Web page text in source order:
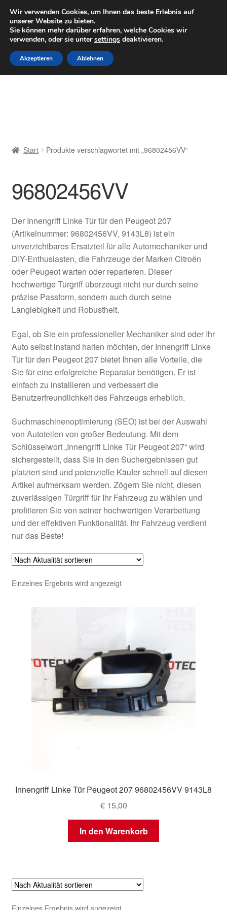
LIEFERUNG ab 6 EUR
Mo–Fr 9–16 Uhr · 0175 7465658
Zur
Navigation
springen
Zum
Inhalt
springen
Datenschutz-Bestimmungen
Impressum
Kasse
Kontakt
Lieferung
Über uns
Warenkorb
Zahlungen
Start Produkte verschlagwortet mit „96802456VV“
96802456VV
Der Innengriff Linke Tür für den Peugeot 207
(Artikelnummer: 96802456VV, 9143L8) ist ein
unverzichtbares Ersatzteil für alle Automechaniker und
DIY-Enthusiasten, die Fahrzeuge der Marken Citroën
oder Peugeot warten oder reparieren. Dieser
hochwertige Türgriff überzeugt nicht nur durch seine
präzise Passform, sondern auch durch seine
Langlebigkeit und Robustheit.
Egal, ob Sie ein professioneller Mechaniker sind oder Ihr
Auto selbst instand halten möchten, der Innengriff Linke
Tür für den Peugeot 207 bietet Ihnen alle Vorteile, die
Sie für eine erfolgreiche Reparatur benötigen. Er ist
einfach zu installieren und verbessert die
Benutzerfreundlichkeit des Fahrzeugs erheblich.
Suchmaschinenoptimierung (SEO) ist bei der Auswahl
von Autoteilen von großer Bedeutung. Mit dem
Schlüsselwort „Innengriff Linke Tür Peugeot 207“ wird
sichergestellt, dass Sie in den Suchergebnissen gut
platziert sind und potenzielle Käufer schnell auf diesen
Artikel aufmerksam werden. Zögern Sie nicht, diesen
zuverlässigen Türgriff für Ihr Fahrzeug zu wählen und
profitieren Sie von seiner hochwertigen Verarbeitung
und der effektiven Funktionalität. Ihr Fahrzeug verdient
nur das Beste!
Einzelnes Ergebnis wird angezeigt
Innengriff Linke Tür Peugeot 207 96802456VV 9143L8
€15,00
In den Warenkorb
Einzelnes Ergebnis wird angezeigt
Wir verwenden Cookies, um Ihnen das beste Erlebnis auf
unserer Website zu bieten.
Sie können mehr darüber erfahren, welche Cookies wir
verwenden, oder sie untersettings deaktivieren.
Akzeptieren Ablehnen